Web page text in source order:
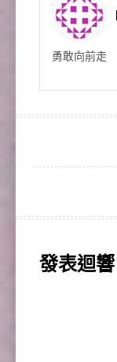
勇敢向前走
章
發表迴響